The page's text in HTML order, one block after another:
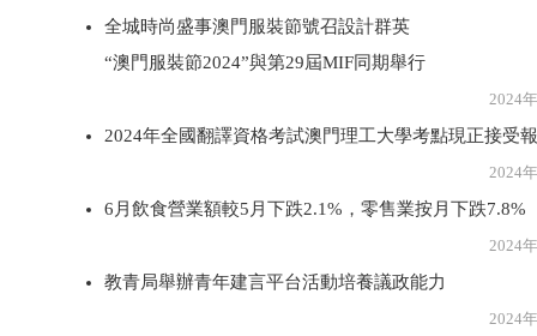
全城時尚盛事澳門服裝節號召設計群英
“澳門服裝節2024”與第29屆MIF同期舉行
2024年8月19
2024年全國翻譯資格考試澳門理工大學考點現正接受
2024年8月19
6月飲食營業額較5月下跌2.1%，零售業按月下跌7.8%
2024年8月19
教青局舉辦青年建言平台活動培養議政能力
2024年8月19